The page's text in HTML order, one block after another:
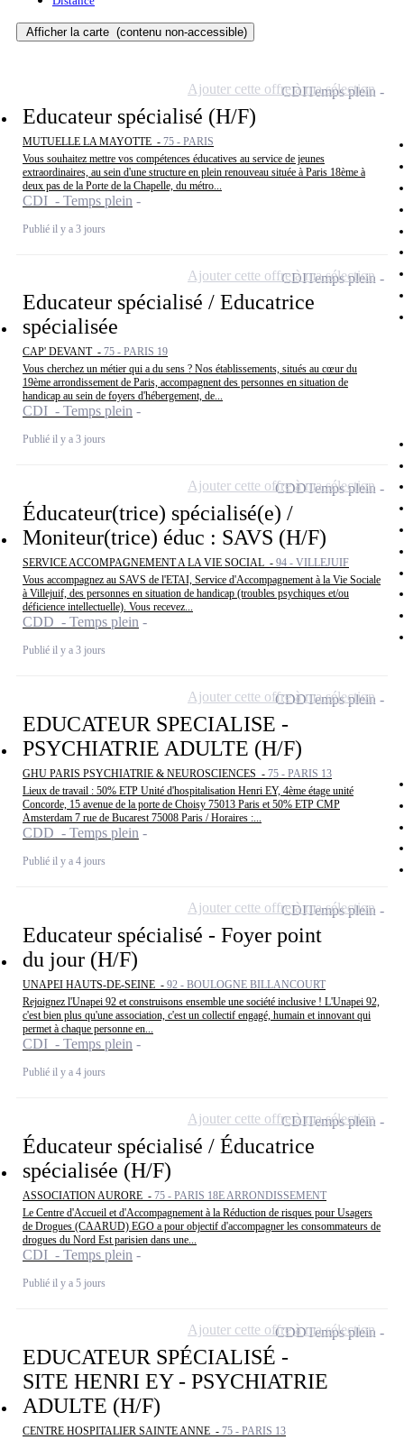
Afficher la carte (contenu non-accessible)
Educateur spécialisé (H/F)
MUTUELLE LA MAYOTTE - 75 - PARIS
Vous souhaitez mettre vos compétences éducatives au service de jeunes
extraordinaires, au sein d'une structure en plein renouveau située à Paris 18ème à
deux pas de la Porte de la Chapelle, du métro...
CDI - Temps plein
Publié il y a 3 jours
CDITemps plein
Ajouter cette offre à ma sélection
Educateur spécialisé / Educatrice
spécialisée
CAP' DEVANT - 75 - PARIS 19
Vous cherchez un métier qui a du sens ? Nos établissements, situés au cœur du
19ème arrondissement de Paris, accompagnent des personnes en situation de
handicap au sein de foyers d'hébergement, de...
CDI - Temps plein
Publié il y a 3 jours
CDITemps plein
Ajouter cette offre à ma sélection
Éducateur(trice) spécialisé(e) /
Moniteur(trice) éduc : SAVS (H/F)
SERVICE ACCOMPAGNEMENT A LA VIE SOCIAL - 94 - VILLEJUIF
Vous accompagnez au SAVS de l'ETAI, Service d'Accompagnement à la Vie Sociale
à Villejuif, des personnes en situation de handicap (troubles psychiques et/ou
déficience intellectuelle). Vous recevez...
CDD - Temps plein
Publié il y a 3 jours
CDDTemps plein
Ajouter cette offre à ma sélection
EDUCATEUR SPECIALISE -
PSYCHIATRIE ADULTE (H/F)
GHU PARIS PSYCHIATRIE & NEUROSCIENCES - 75 - PARIS 13
Lieux de travail : 50% ETP Unité d'hospitalisation Henri EY, 4ème étage unité
Concorde, 15 avenue de la porte de Choisy 75013 Paris et 50% ETP CMP
Amsterdam 7 rue de Bucarest 75008 Paris / Horaires :...
CDD - Temps plein
Publié il y a 4 jours
CDDTemps plein
Ajouter cette offre à ma sélection
Educateur spécialisé - Foyer point
du jour (H/F)
UNAPEI HAUTS-DE-SEINE - 92 - BOULOGNE BILLANCOURT
Rejoignez l'Unapei 92 et construisons ensemble une société inclusive ! L'Unapei 92,
c'est bien plus qu'une association, c'est un collectif engagé, humain et innovant qui
permet à chaque personne en...
CDI - Temps plein
Publié il y a 4 jours
CDITemps plein
Ajouter cette offre à ma sélection
Éducateur spécialisé / Éducatrice
spécialisée (H/F)
ASSOCIATION AURORE - 75 - PARIS 18E ARRONDISSEMENT
Le Centre d'Accueil et d'Accompagnement à la Réduction de risques pour Usagers
de Drogues (CAARUD) EGO a pour objectif d'accompagner les consommateurs de
drogues du Nord Est parisien dans une...
CDI - Temps plein
Publié il y a 5 jours
CDITemps plein
Ajouter cette offre à ma sélection
EDUCATEUR SPÉCIALISÉ -
SITE HENRI EY - PSYCHIATRIE
ADULTE (H/F)
CENTRE HOSPITALIER SAINTE ANNE - 75 - PARIS 13
CDDTemps plein
Ajouter cette offre à ma sélection